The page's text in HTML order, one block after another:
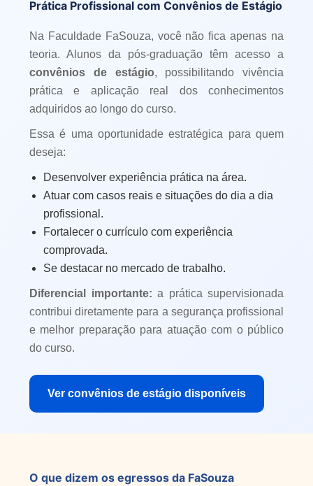
Prática Profissional com Convênios de Estágio
Na Faculdade FaSouza, você não fica apenas na
teoria. Alunos da pós-graduação têm acesso a
convênios de estágio, possibilitando vivência
prática e aplicação real dos conhecimentos
adquiridos ao longo do curso.
Essa é uma oportunidade estratégica para quem
deseja:
Desenvolver experiência prática na área.
Atuar com casos reais e situações do dia a dia
profissional.
Fortalecer o currículo com experiência
comprovada.
Se destacar no mercado de trabalho.
Diferencial importante: a prática supervisionada
contribui diretamente para a segurança profissional
e melhor preparação para atuação com o público
do curso.
Ver convênios de estágio disponíveis
O que dizem os egressos da FaSouza